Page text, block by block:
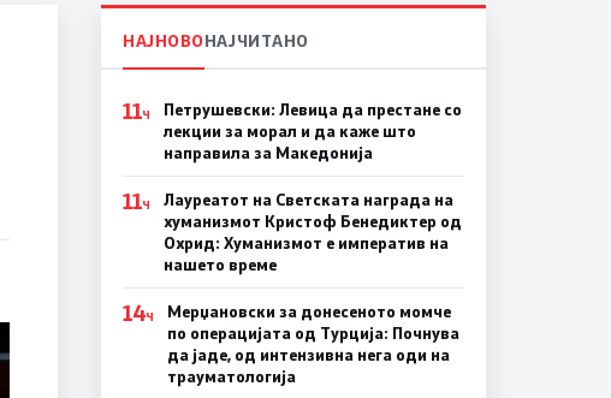
НАЈНОВОНАЈЧИТАНО
11Ч
Петрушевски: Левица да престане со
лекции за морал и да каже што
направила за Македонија
11Ч
Лауреатот на Светската награда на
хуманизмот Кристоф Бенедиктер од
Охрид: Хуманизмот е императив на
нашето време
14Ч
Мерџановски за донесеното момче
по операцијата од Турција: Почнува
да јаде, од интензивна нега оди на
трауматологија